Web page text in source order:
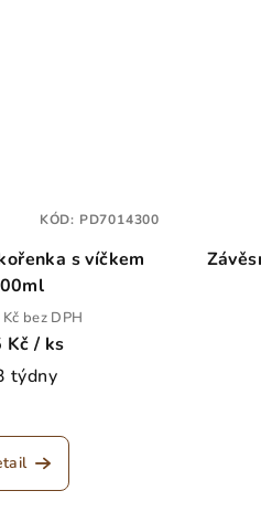
s víčkem
bez DPH
Kč / ks
týdny
KÓD: PD7014300